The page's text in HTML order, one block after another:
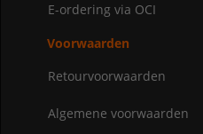
E-ordering via OCI
Voorwaarden
Retourvoorwaarden
Algemene voorwaarden